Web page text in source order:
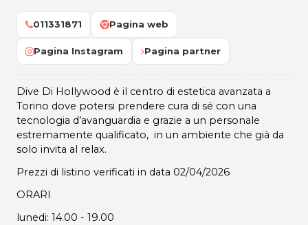
011331871 Pagina web
Pagina Instagram Pagina partner
Dive Di Hollywood è il centro di estetica avanzata a
Torino dove potersi prendere cura di sé con una
tecnologia d’avanguardia e grazie a un personale
estremamente qualificato, in un ambiente che già da
solo invita al relax.
Prezzi di listino verificati in data 02/04/2026
ORARI
lunedi: 14.00 - 19.00